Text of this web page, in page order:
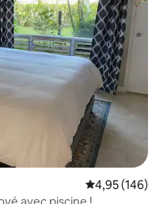
Évaluation
4,95 (146)